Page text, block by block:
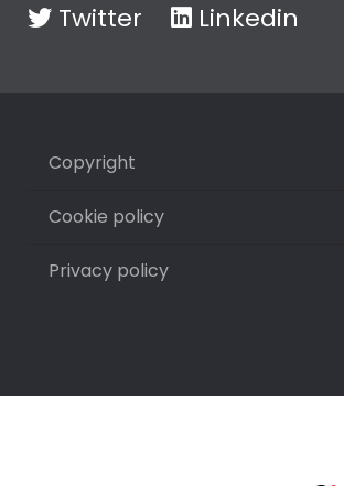
Twitter Linkedin
Copyright
Cookie policy
Privacy policy